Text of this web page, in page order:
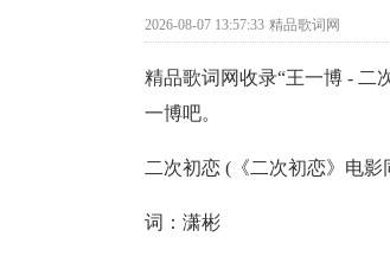
2026-08-07 13:57:33 精品歌词网
精品歌词网收录“王一博 - 二
一博吧。
二次初恋 (《二次初恋》电
词：潇彬